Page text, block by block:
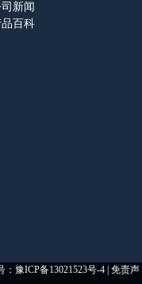
新闻
品百科
： 豫ICP备13021523号-4 免责声